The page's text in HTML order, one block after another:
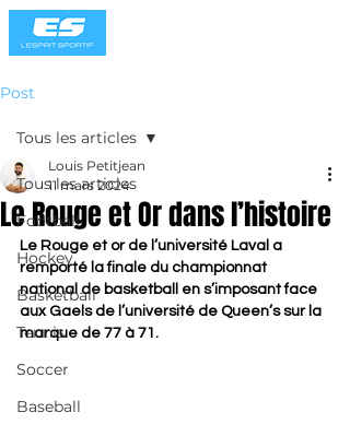
Post
Tous les articles
Football
Hockey
Basketball
Tennis
Soccer
Baseball
Tous les articles
Le Rouge et Or dans l’histoire
Louis Petitjean
11 mars 2024
Le Rouge et or de l’université Laval a
remporté la finale du championnat
national de basketball en s’imposant face
aux Gaels de l’université de Queen’s sur la
marque de 77 à 71.